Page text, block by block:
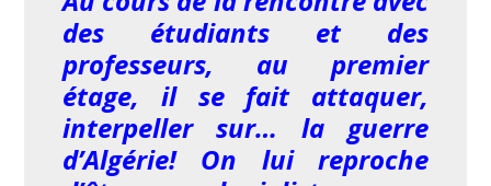
des étudiants et des
professeurs, au premier
étage, il se fait attaquer,
interpeller sur… la guerre
d’Algérie! On lui reproche